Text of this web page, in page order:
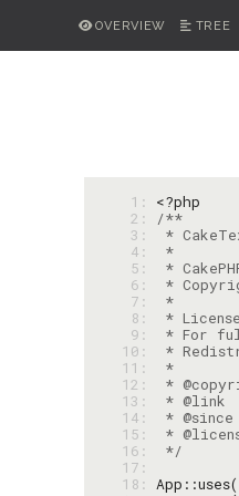
OVERVIEW TREE
  1:
<?php
  2:
  3:
  4:
  5:
  6:
  7:
  8:
  9:
10:
11:
12:
13:
14:
15:
16:
*/
17:
18: App::uses(